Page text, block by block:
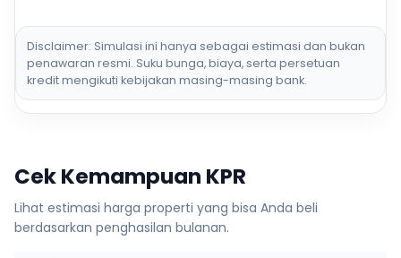
Disclaimer: Simulasi ini hanya sebagai estimasi dan bukan
penawaran resmi. Suku bunga, biaya, serta persetuan
kredit mengikuti kebijakan masing-masing bank.
Cek Kemampuan KPR
Lihat estimasi harga properti yang bisa Anda beli
berdasarkan penghasilan bulanan.